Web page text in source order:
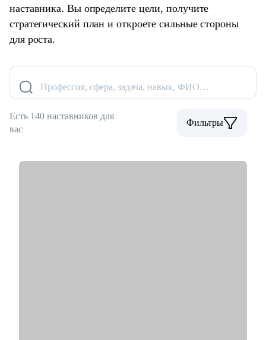
наставника. Вы определите цели, получите
стратегический план и откроете сильные стороны
для роста.
Профессия, сфера, задача, навык, ФИО…
Есть 140 наставников для
вас
Фильтры